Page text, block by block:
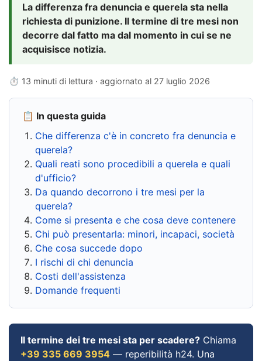
La differenza fra denuncia e querela sta nella
richiesta di punizione. Il termine di tre mesi non
decorre dal fatto ma dal momento in cui se ne
acquisisce notizia.
⏱ 13 minuti di lettura · aggiornato al 27 luglio 2026
📋 In questa guida
Che differenza c'è in concreto fra denuncia e
querela?
Quali reati sono procedibili a querela e quali
d'ufficio?
Da quando decorrono i tre mesi per la
querela?
Come si presenta e che cosa deve contenere
Chi può presentarla: minori, incapaci, società
Che cosa succede dopo
I rischi di chi denuncia
Costi dell'assistenza
Domande frequenti
Il termine dei tre mesi sta per scadere? Chiama
+39 335 669 3954 — reperibilità h24. Una